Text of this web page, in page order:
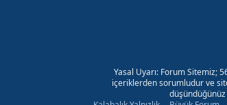
Yasal Uyarı: Forum Sitemiz;
içeriklerden sorumludur ve